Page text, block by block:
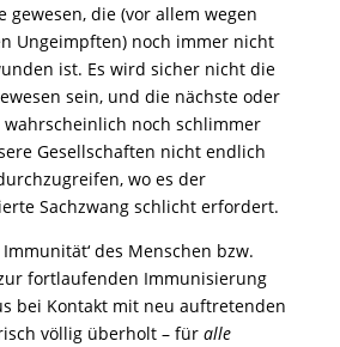
gewesen, die (vor allem wegen
Ungeimpften) noch immer nicht
ist. Es wird sicher nicht die
sein, und die nächste oder
noch schlimmer
Gesellschaften nicht endlich
wo es der
Sachzwang schlicht erfordert.
des Menschen bzw.
fortlaufenden Immunisierung
bei Kontakt mit neu auftretenden
völlig überholt – für alle